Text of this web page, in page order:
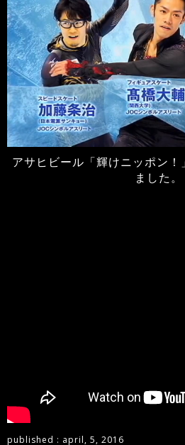
アサヒビール「輝けニッポン！
ました。
published : april, 5, 2016